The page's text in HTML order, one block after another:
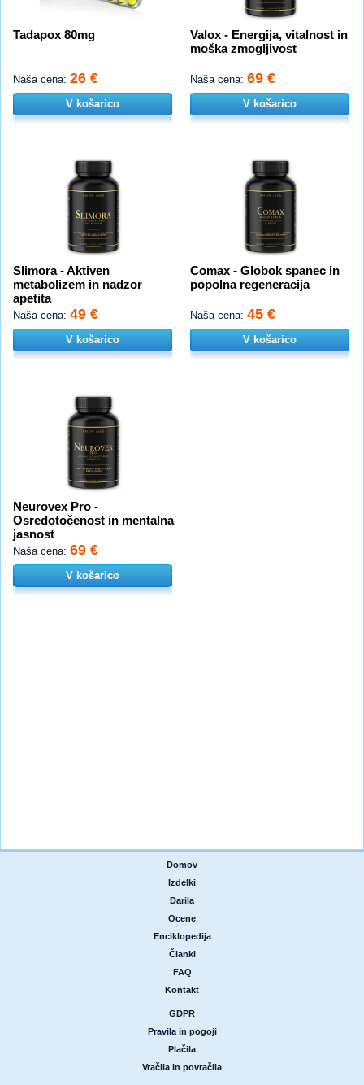
Tadapox 80mg
Naša cena: 26 €
V košarico
Valox - Energija, vitalnost in
moška zmogljivost
Naša cena: 69 €
V košarico
Slimora - Aktiven
metabolizem in nadzor
apetita
Naša cena: 49 €
V košarico
Comax - Globok spanec in
popolna regeneracija
Naša cena: 45 €
V košarico
Neurovex Pro -
Osredotočenost in mentalna
jasnost
Naša cena: 69 €
V košarico
Domov
Izdelki
Darila
Ocene
Enciklopedija
Članki
FAQ
Kontakt
GDPR
Pravila in pogoji
Plačila
Vračila in povračila